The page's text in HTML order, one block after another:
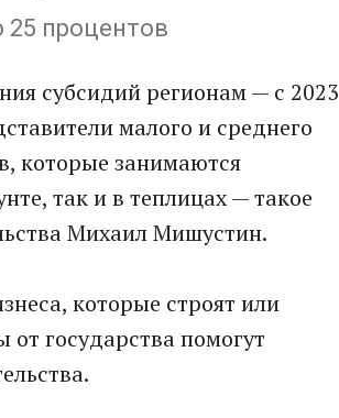
25 процентов
субсидий регионам — с 2023
малого и среднего
которые занимаются
так и в теплицах — такое
Михаил Мишустин.
которые строят или
государства помогут